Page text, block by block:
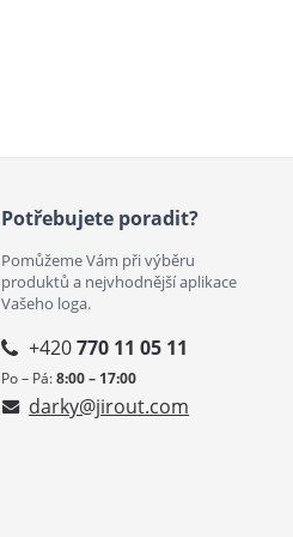
Potřebujete poradit?
Pomůžeme Vám při výběru
produktů a nejvhodnější aplikace
Vašeho loga.
+420770 11 05 11
Po – Pá:8:00 – 17:00
darky@jirout.com